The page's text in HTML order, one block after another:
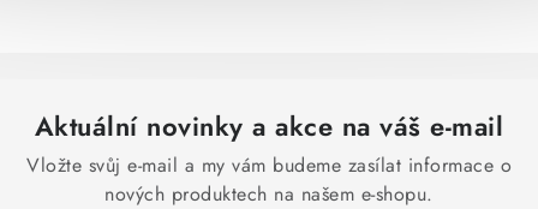
a
c
Aktuální novinky a akce na váš e-mail
Vložte svůj e-mail a my vám budeme zasílat informace o
nových produktech na našem e-shopu.